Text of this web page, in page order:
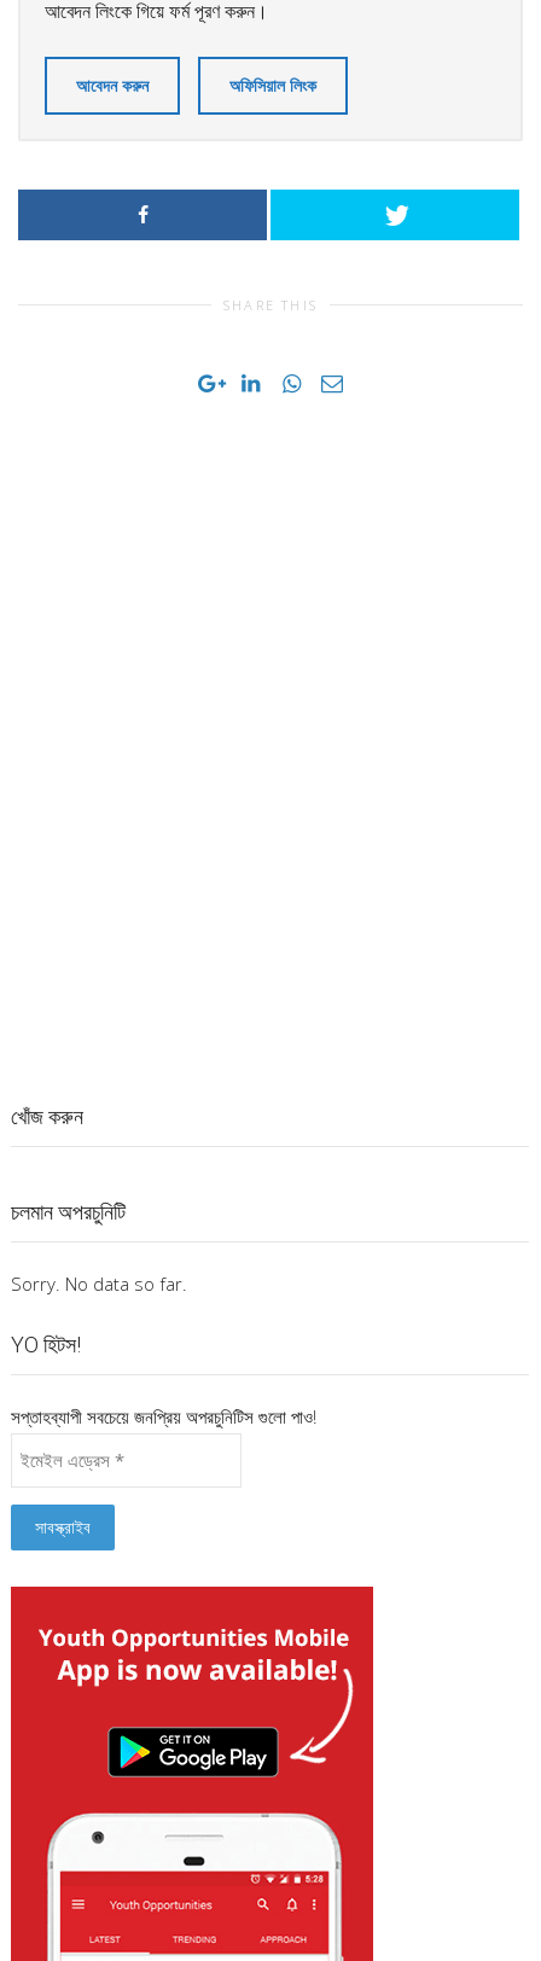
আবেদন লিংকে গিয়ে ফর্ম পূরণ করুন।
আবেদন করুন অফিসিয়াল লিংক
SHARE THIS
খোঁজ করুন
চলমান অপরচুনিটি
Sorry. No data so far.
YO হিটস!
সপ্তাহব্যাপী সবচেয়ে জনপ্রিয় অপরচুনিটিস গুলো পাও!